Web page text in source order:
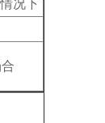
况下